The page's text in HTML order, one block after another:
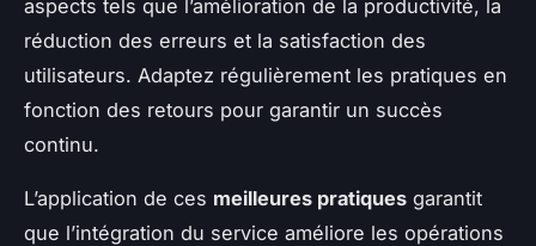
aspects tels que l’amélioration de la productivité, la
réduction des erreurs et la satisfaction des
utilisateurs. Adaptez régulièrement les pratiques en
fonction des retours pour garantir un succès
continu.
L’application de ces meilleures pratiques garantit
que l’intégration du service améliore les opérations